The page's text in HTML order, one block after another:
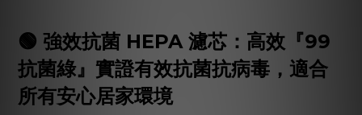
🟢 強效抗菌 HEPA 濾芯：高效『99
抗菌綠』實證有效抗菌抗病毒，適合
所有安心居家環境